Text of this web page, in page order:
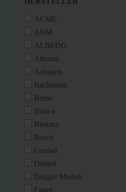
ACME
AHM
ALBEDO
Athearn
Auhagen
Bachmann
Bemo
Brawa
Brekina
Busch
Conrad
Dietzel
Dingler Models
Egger